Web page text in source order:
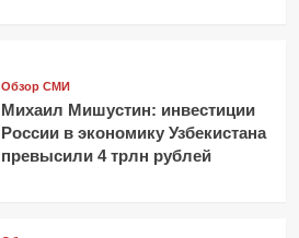
Обзор СМИ
Михаил Мишустин: инвестиции
России в экономику Узбекистана
превысили 4 трлн рублей